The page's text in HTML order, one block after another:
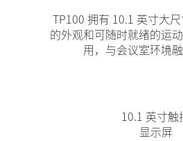
10.1 英寸触
显示屏
TP100 拥有 10.1 英寸大
的外观和可随时就绪的运
用，与会议室环境融